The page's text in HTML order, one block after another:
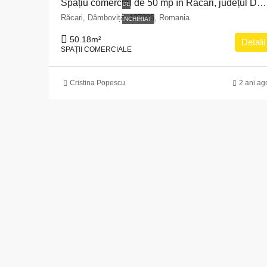
DE
ÎNCHIRIAT
Spațiu comercial de 50 mp în Răcari, județul Dâmbovița
Răcari, Dâmbovița, 137385, Romania
50.18m²
SPAȚII COMERCIALE
Detalii
Cristina Popescu 2 ani